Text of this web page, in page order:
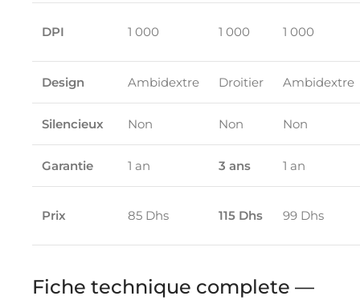
DPI 1 000 1 000 1 000
Design Ambidextre Droitier Ambidextre
Silencieux Non Non Non
Garantie 1 an 3 ans 1 an
Prix 85 Dhs 115 Dhs 99 Dhs
Fiche technique complete —